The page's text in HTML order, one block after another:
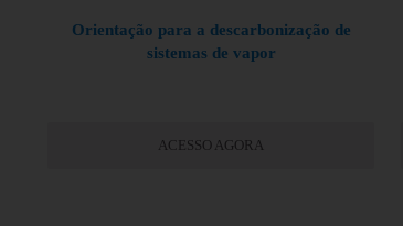
Orientação para a descarbonização de
sistemas de vapor
ACESSO AGORA